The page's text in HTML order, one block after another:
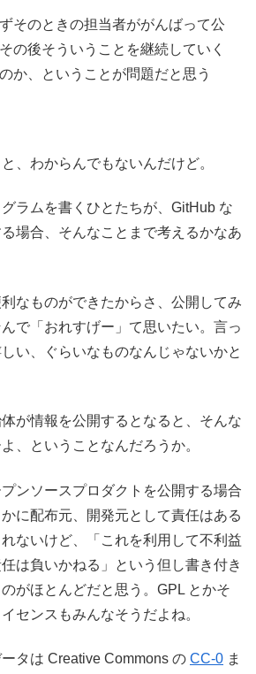
そのときの担当者ががんばって公
の後そういうことを継続していく
か、ということが問題だと思う
、わからんでもないんだけど。
ラムを書くひとたちが、GitHub な
場合、そんなことまで考えるかなあ
なものができたからさ、公開してみ
で「おれすげー」て思いたい。言っ
い、ぐらいなものなんじゃないかと
が情報を公開するとなると、そんな
、ということなんだろうか。
ンソースプロダクトを公開する場合
に配布元、開発元として責任はある
ないけど、「これを利用して不利益
は負いかねる」という但し書き付き
がほとんどだと思う。GPL とかそ
センスもみんなそうだよね。
タは Creative Commons の CC-0 ま